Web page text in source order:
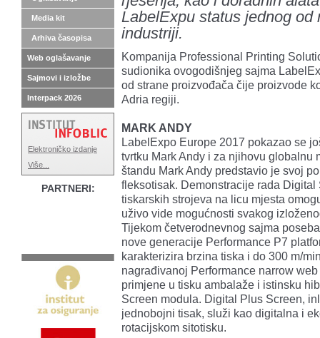
LabelExpu status jednog
industriji.
Kompanija Professional Printing
sudionika ovogodišnjeg sajma
od strane proizvođača čije proizvode
Adria regiji.
MARK ANDY
LabelExpo Europe 2017 pokazao se
tvrtku Mark Andy i za njihovu globalnu
štandu Mark Andy predstavio je svoj
fleksotisak. Demonstracije rada
tiskarskih strojeva na licu mjesta
uživo vide mogućnosti svakog
Tijekom četverodnevnog sajma
nove generacije Performance P7
karakterizira brzina tiska i do 300 m/
nagrađivanoj Performance narrow
primjene u tisku ambalaže i istinsku
Screen modula. Digital Plus Screen,
jednobojni tisak, služi kao digitalna i
rotacijskom sitotisku.
Media kit
Arhiva časopisa
Web oglašavanje
Sajmovi i izložbe
Interpack 2026
Elektroničko izdanje
Više...
PARTNERI: